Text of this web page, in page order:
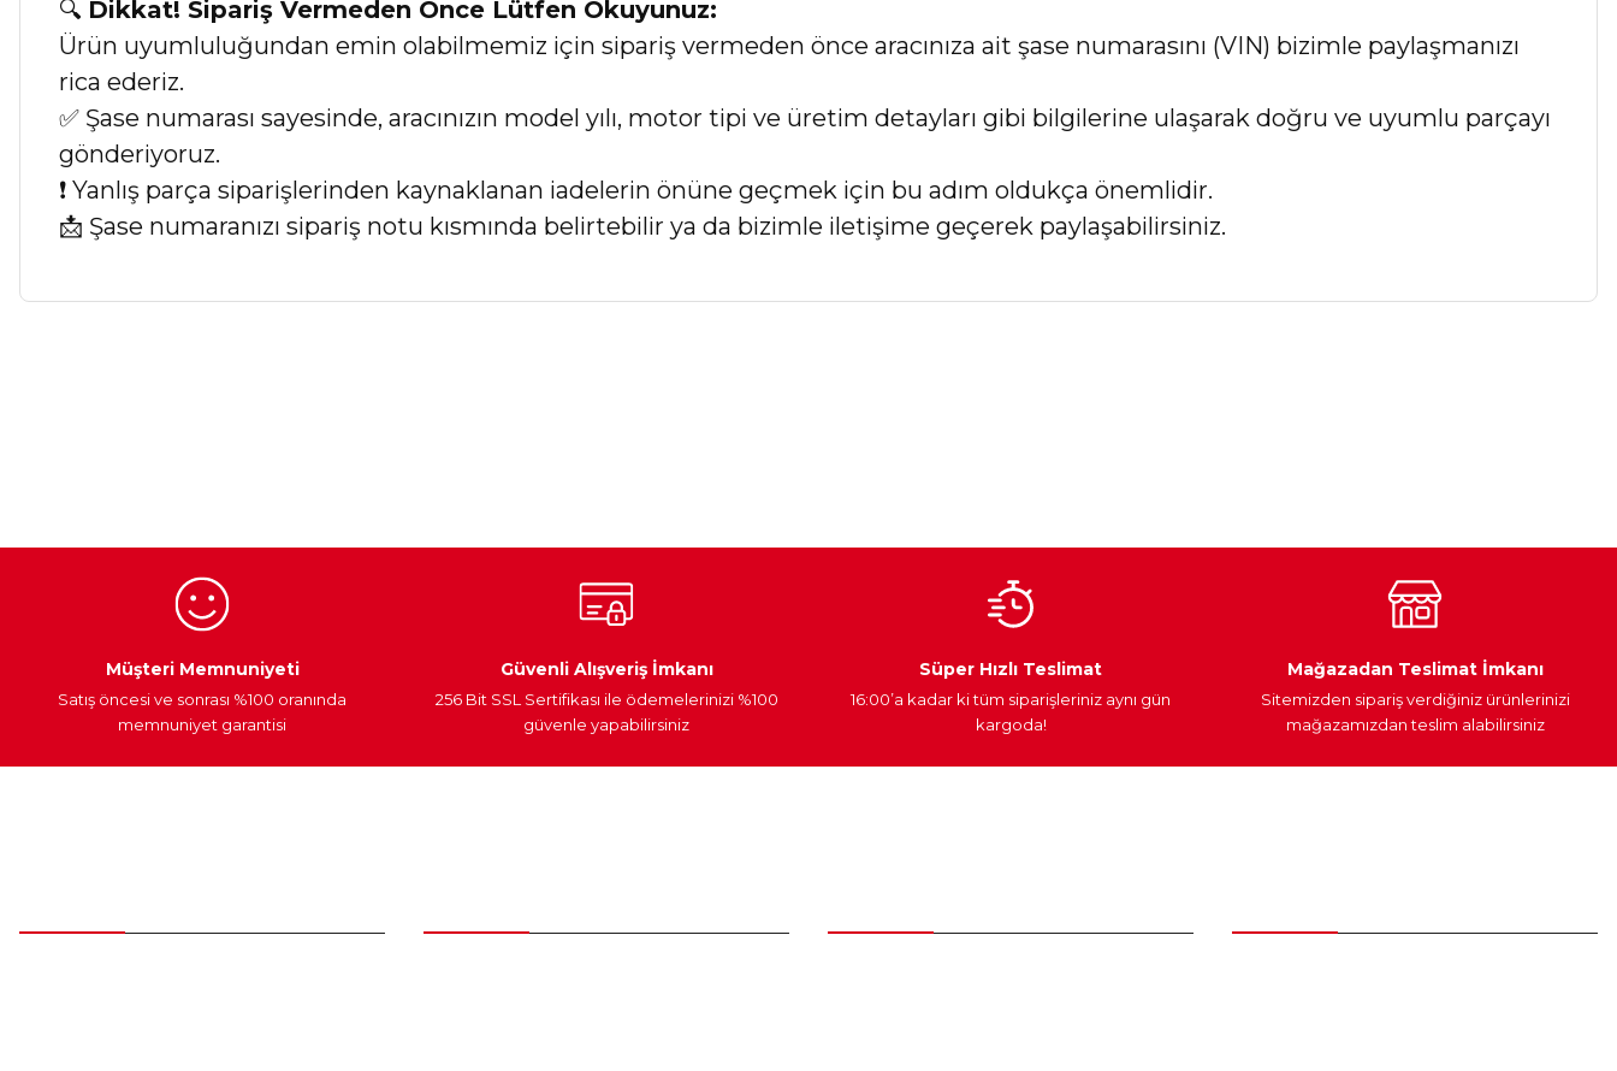
🔍 Dikkat! Sipariş Vermeden Önce Lütfen Okuyunuz:
Ürün uyumluluğundan emin olabilmemiz için sipariş vermeden önce aracınıza ait şase numarasını (VIN) bizimle paylaşmanızı
rica ederiz.
✅ Şase numarası sayesinde, aracınızın model yılı, motor tipi ve üretim detayları gibi bilgilerine ulaşarak doğru ve uyumlu parçayı
gönderiyoruz.
❗ Yanlış parça siparişlerinden kaynaklanan iadelerin önüne geçmek için bu adım oldukça önemlidir.
📩 Şase numaranızı sipariş notu kısmında belirtebilir ya da bizimle iletişime geçerek paylaşabilirsiniz.
Egzoz Sistemi Ateşleme Sistemi Araç Farları Yedek Parça
Müşteri Memnuniyeti
Satış öncesi ve sonrası %100 oranında
memnuniyet garantisi
Güvenli Alışveriş İmkanı
256 Bit SSL Sertifikası ile ödemelerinizi %100
güvenle yapabilirsiniz
Süper Hızlı Teslimat
16:00’a kadar ki tüm siparişleriniz aynı gün
kargoda!
Mağazadan Teslimat İmkanı
Sitemizden sipariş verdiğiniz ürünlerinizi
mağazamızdan teslim alabilirsiniz